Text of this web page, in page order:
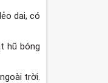
dai, có
hũ bóng
trời.